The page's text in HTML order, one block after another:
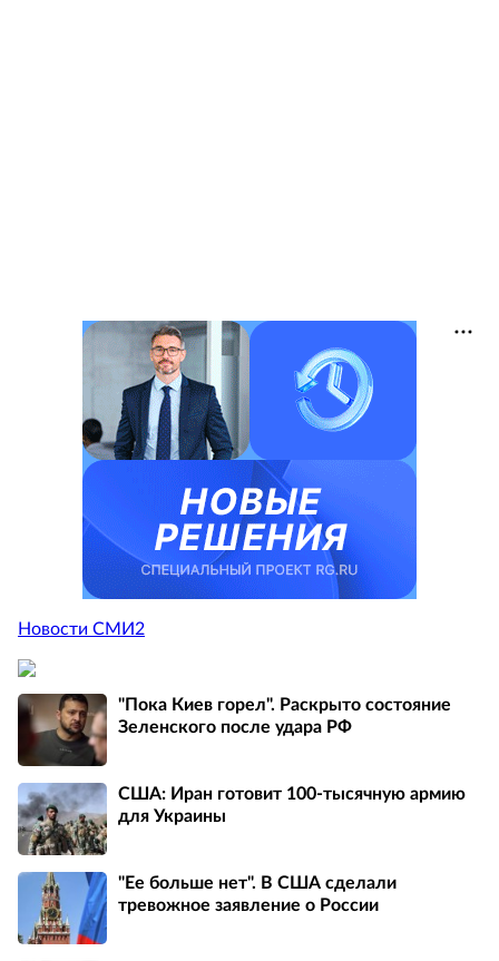
Новости СМИ2
"Пока Киев горел". Раскрыто состояние
Зеленского после удара РФ
США: Иран готовит 100-тысячную армию
для Украины
"Ее больше нет". В США сделали
тревожное заявление о России